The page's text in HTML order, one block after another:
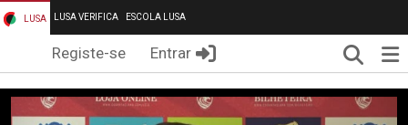
LUSA LUSA VERIFICA ESCOLA LUSA
Registe-se Entrar